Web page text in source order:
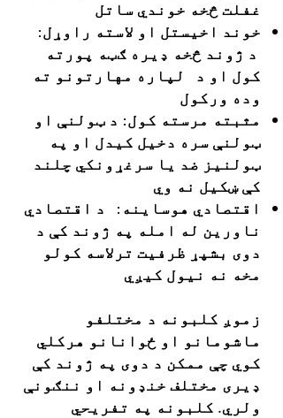
غفلت څخه خوندي ساتل
خوند اخیستل او لاسته راوړل:
د ژوند څخه ډیره ګټه پورته
کول او د لپاره مهارتونو ته
وده ورکول
مثبته مرسته کول: د ټولنې او
ټولنې سره دخیل کیدل او په
ټولنیز ضد یا سرغړونکي چلند
کې ښکیل نه وي
اقتصادي هوساینه: د اقتصادي
ناورین له امله په ژوند کې د
دوی بشپړ ظرفیت ترلاسه کولو
مخه نه نیول کیږي
زموږ کلبونه د مختلفو
ماشومانو او ځوانانو هرکلي
کوي چې ممکن د دوی په ژوند کې
ډیری مختلف خنډونه او ننګونې
ولري. کلبونه په تفریحي